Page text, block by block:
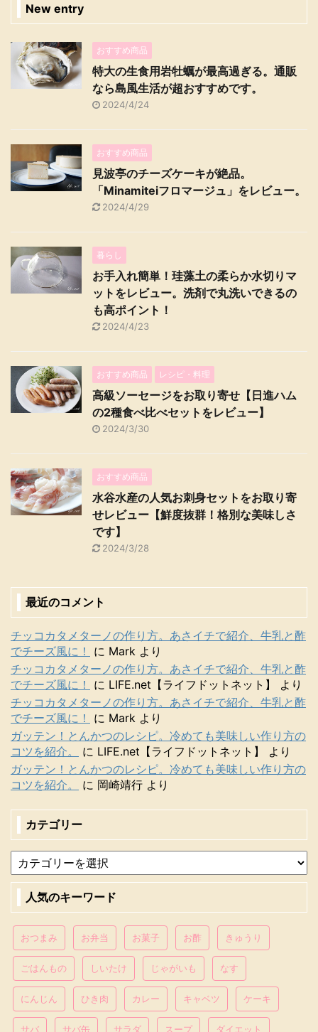
New entry
おすすめ商品
特大の生食用岩牡蠣が最高過ぎる。通販
なら島風生活が超おすすめです。
2024/4/24
おすすめ商品
見波亭のチーズケーキが絶品。
「Minamiteiフロマージュ」をレビュー。
2024/4/29
暮らし
お手入れ簡単！珪藻土の柔らか水切りマ
ットをレビュー。洗剤で丸洗いできるの
も高ポイント！
2024/4/23
おすすめ商品 レシピ・料理
高級ソーセージをお取り寄せ【日進ハム
の2種食べ比べセットをレビュー】
2024/3/30
おすすめ商品
水谷水産の人気お刺身セットをお取り寄
せレビュー【鮮度抜群！格別な美味しさ
です】
2024/3/28
最近のコメント
チッコカタメターノの作り方。あさイチで紹介、牛乳と酢
でチーズ風に！
に Mark より
チッコカタメターノの作り方。あさイチで紹介、牛乳と酢
でチーズ風に！
に LIFE.net【ライフドットネット】
より
チッコカタメターノの作り方。あさイチで紹介、牛乳と酢
でチーズ風に！
に Mark より
ガッテン！とんかつのレシピ。冷めても美味しい作り方の
コツを紹介。
に LIFE.net【ライフドットネット】
より
ガッテン！とんかつのレシピ。冷めても美味しい作り方の
コツを紹介。
に 岡崎靖行 より
カテゴリー
人気のキーワード
おつまみ お弁当 お菓子 お酢 きゅうり
ごはんもの しいたけ じゃがいも なす
にんじん ひき肉 カレー キャベツ ケーキ
サバ サバ缶 サラダ スープ ダイエット